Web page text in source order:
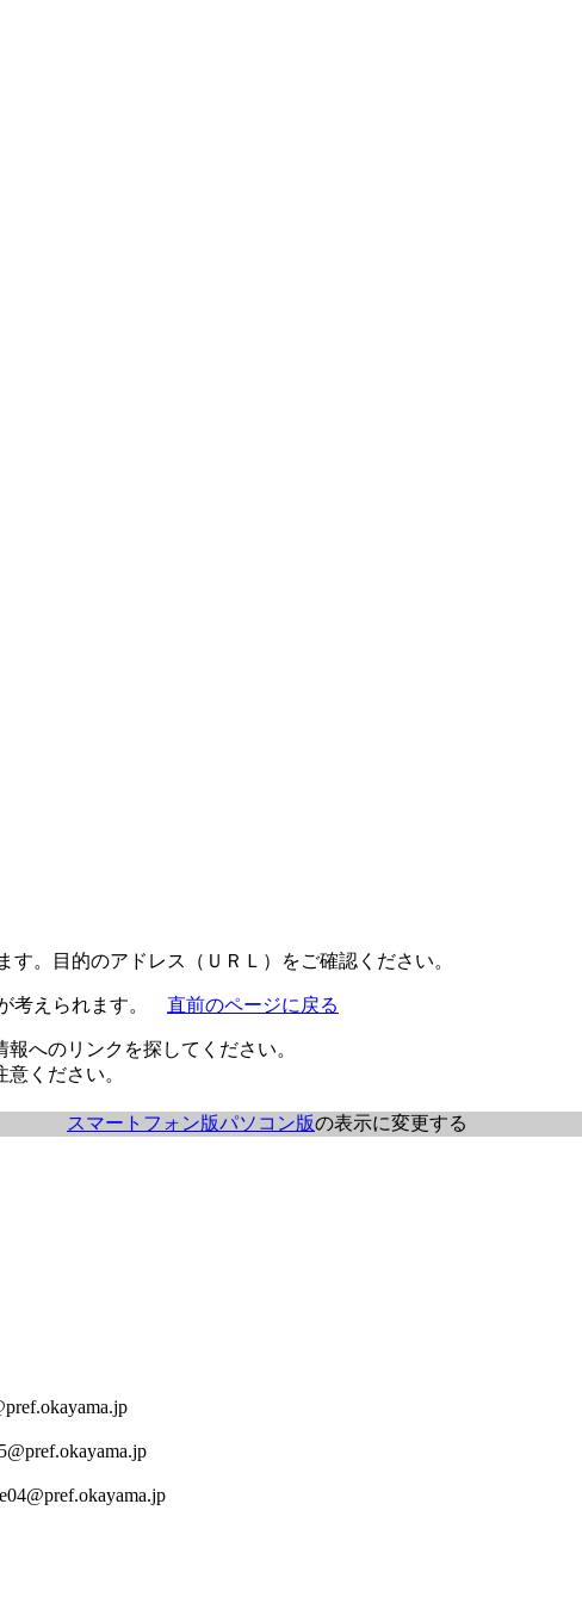
。目的のアドレス（ＵＲＬ）をご確認ください。
考えられます。 直前のページに戻る
へのリンクを探してください。
ください。
スマートフォン版パソコン版の表示に変更する